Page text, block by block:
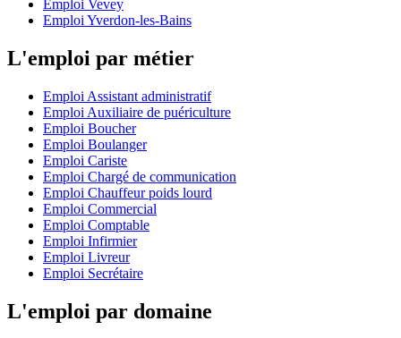
Emploi Vevey
Emploi Yverdon-les-Bains
L'emploi par métier
Emploi Assistant administratif
Emploi Auxiliaire de puériculture
Emploi Boucher
Emploi Boulanger
Emploi Cariste
Emploi Chargé de communication
Emploi Chauffeur poids lourd
Emploi Commercial
Emploi Comptable
Emploi Infirmier
Emploi Livreur
Emploi Secrétaire
L'emploi par domaine